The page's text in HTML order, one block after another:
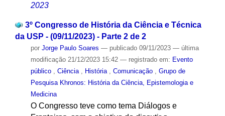
2023
3º Congresso de História da Ciência e Técnica
da USP - (09/11/2023) - Parte 2 de 2
por Jorge Paulo Soares — publicado09/11/2023 — última
modificação21/12/2023 15:42 — registrado em: Evento
público
Ciência História Comunicação
Grupo de
Pesquisa Khronos: História da Ciência, Epistemologia e
Medicina
O Congresso teve como tema Diálogos e